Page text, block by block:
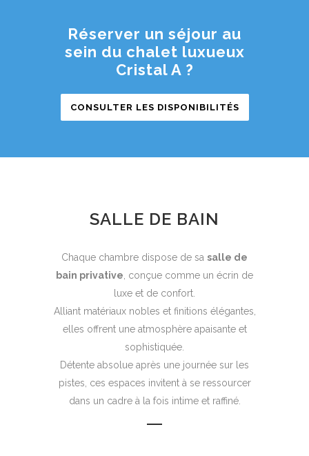
Réserver un séjour au
sein du chalet luxueux
Cristal A ?
CONSULTER LES DISPONIBILITÉS
SALLE DE BAIN
Chaque chambre dispose de sa salle de
bain privative , conçue comme un écrin de
luxe et de confort.
Alliant matériaux nobles et finitions élégantes,
elles offrent une atmosphère apaisante et
sophistiquée.
Détente absolue après une journée sur les
pistes, ces espaces invitent à se ressourcer
dans un cadre à la fois intime et raffiné.